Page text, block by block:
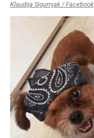
Klaudija Sigurnjak / Facebook